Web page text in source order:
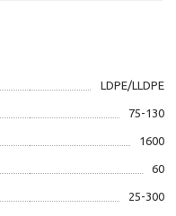
LDPE/LLDPE
75-130
1600
60
25-300